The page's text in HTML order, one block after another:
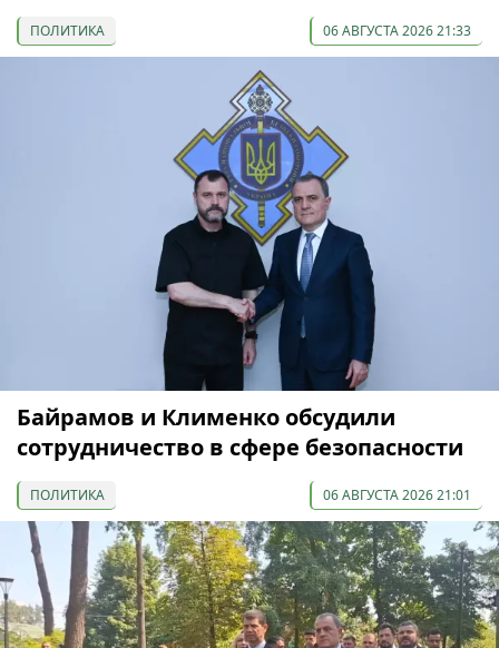
ПОЛИТИКА 06 АВГУСТА 2026 21:33
Байрамов и Клименко обсудили
сотрудничество в сфере безопасности
ПОЛИТИКА 06 АВГУСТА 2026 21:01